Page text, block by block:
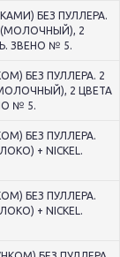
БЕЗ ПУЛЛЕРА.
(МОЛОЧНЫЙ), 2
ЗВЕНО № 5.
БЕЗ ПУЛЛЕРА. 2
2 ЦВЕТА
№ 5.
БЕЗ ПУЛЛЕРА.
+ NICKEL.
БЕЗ ПУЛЛЕРА.
+ NICKEL.